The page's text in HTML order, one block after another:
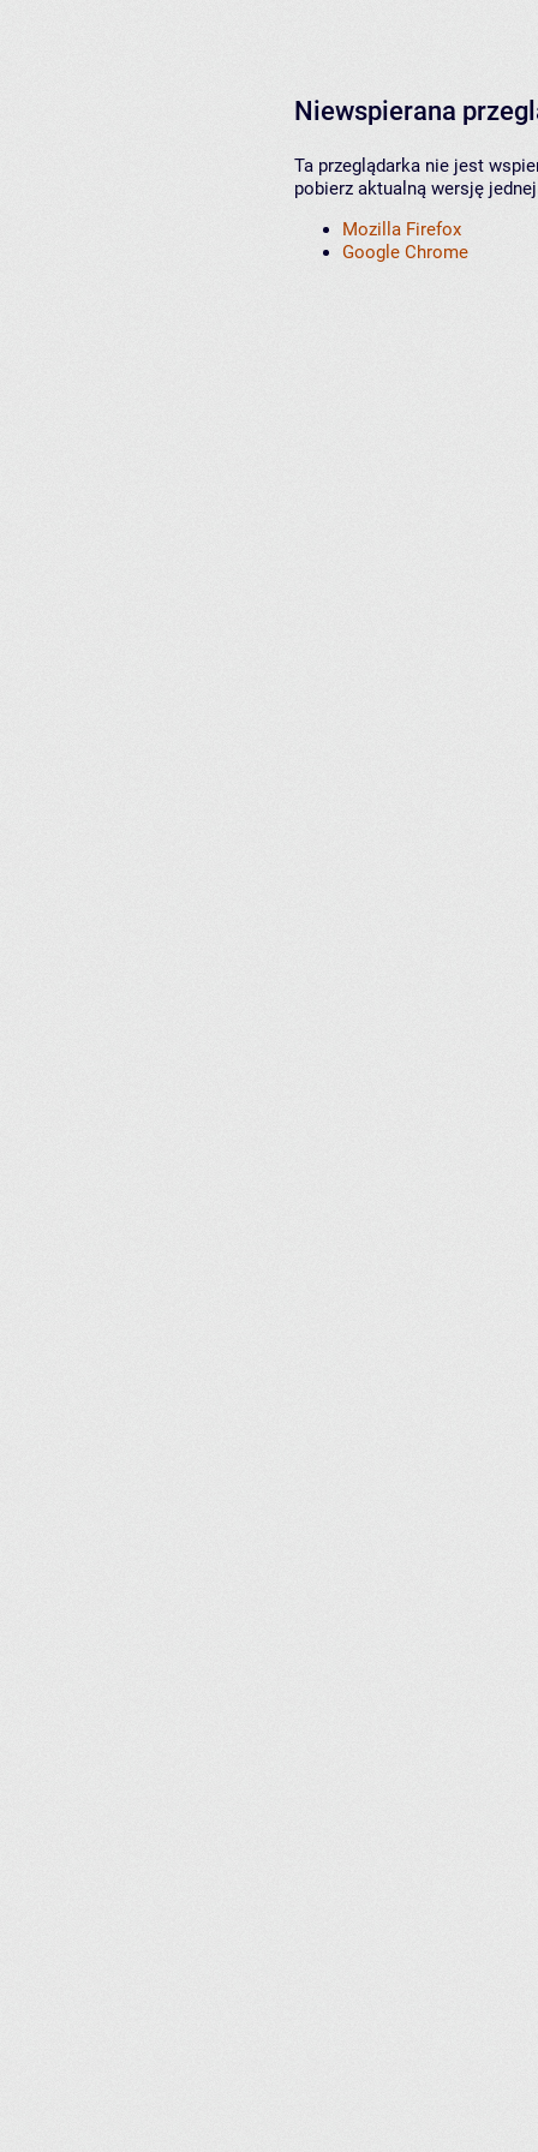
Niewspierana
Ta przeglądarka nie jest
pobierz aktualną wersję
Mozilla Firefox
Google Chrome